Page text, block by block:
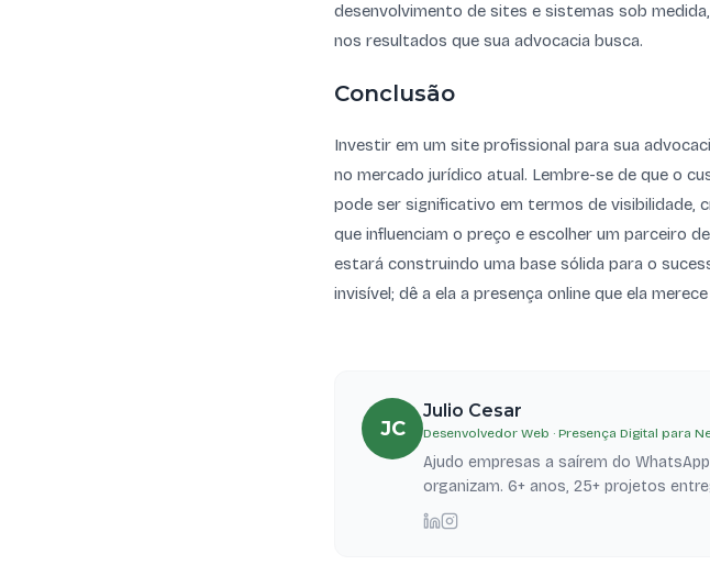
desenvolvimento de sites e sistemas sob
nos resultados que sua advocacia busca.
Conclusão
Investir em um site profissional para sua
no mercado jurídico atual. Lembre-se de que o
pode ser significativo em termos de visibilidade,
que influenciam o preço e escolher um parceiro
estará construindo uma base sólida para o
invisível; dê a ela a presença online que ela
JC
Julio Cesar
Desenvolvedor Web · Presença Digital para
Ajudo empresas a saírem do
organizam. 6+ anos, 25+ projetos